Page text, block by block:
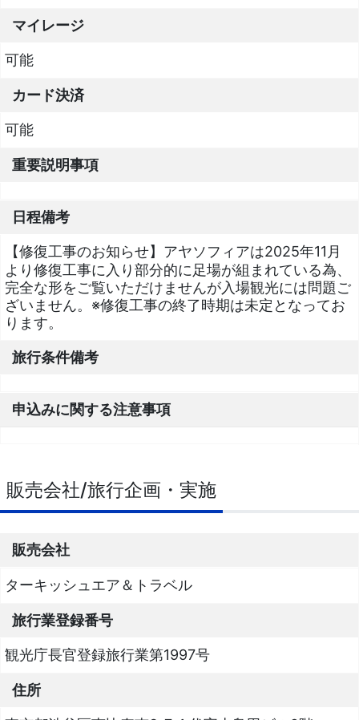
マイレージ
可能
カード決済
可能
重要説明事項
日程備考
【修復工事のお知らせ】アヤソフィアは2025年11月
より修復工事に入り部分的に足場が組まれている為、
完全な形をご覧いただけませんが入場観光には問題ご
ざいません。※修復工事の終了時期は未定となってお
ります。
旅行条件備考
申込みに関する注意事項
販売会社/旅行企画・実施
販売会社
ターキッシュエア＆トラベル
旅行業登録番号
観光庁長官登録旅行業第1997号
住所